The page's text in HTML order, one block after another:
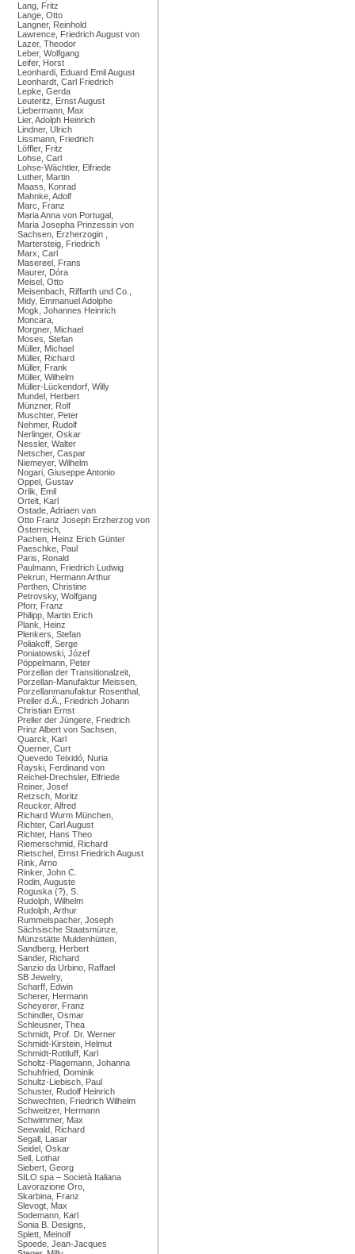
Lang, Fritz
Lange, Otto
Langner, Reinhold
Lawrence, Friedrich August von
Lazer, Theodor
Leber, Wolfgang
Leifer, Horst
Leonhardi, Eduard Emil August
Leonhardt, Carl Friedrich
Lepke, Gerda
Leuteritz, Ernst August
Liebermann, Max
Lier, Adolph Heinrich
Lindner, Ulrich
Lissmann, Friedrich
Löffler, Fritz
Lohse, Carl
Lohse-Wächtler, Elfriede
Luther, Martin
Maass, Konrad
Mahnke, Adolf
Marc, Franz
Maria Anna von Portugal,
Maria Josepha Prinzessin von
Sachsen, Erzherzogin ,
Martersteig, Friedrich
Marx, Carl
Masereel, Frans
Maurer, Dóra
Meisel, Otto
Meisenbach, Riffarth und Co.,
Midy, Emmanuel Adolphe
Mogk, Johannes Heinrich
Moncara,
Morgner, Michael
Moses, Stefan
Müller, Michael
Müller, Richard
Müller, Frank
Müller, Wilhelm
Müller-Lückendorf, Willy
Mundel, Herbert
Münzner, Rolf
Muschter, Peter
Nehmer, Rudolf
Nerlinger, Oskar
Nessler, Walter
Netscher, Caspar
Niemeyer, Wilhelm
Nogari, Giuseppe Antonio
Oppel, Gustav
Orlik, Emil
Ortelt, Karl
Ostade, Adriaen van
Otto Franz Joseph Erzherzog von
Österreich,
Pachen, Heinz Erich Günter
Paeschke, Paul
Paris, Ronald
Paulmann, Friedrich Ludwig
Pekrun, Hermann Arthur
Perthen, Christine
Petrovsky, Wolfgang
Pforr, Franz
Philipp, Martin Erich
Plank, Heinz
Plenkers, Stefan
Poliakoff, Serge
Poniatowski, Józef
Pöppelmann, Peter
Porzellan der Transitionalzeit,
Porzellan-Manufaktur Meissen,
Porzellanmanufaktur Rosenthal,
Preller d.Ä., Friedrich Johann
Christian Ernst
Preller der Jüngere, Friedrich
Prinz Albert von Sachsen,
Quarck, Karl
Querner, Curt
Quevedo Teixidó, Nuria
Rayski, Ferdinand von
Reichel-Drechsler, Elfriede
Reiner, Josef
Retzsch, Moritz
Reucker, Alfred
Richard Wurm München,
Richter, Carl August
Richter, Hans Theo
Riemerschmid, Richard
Rietschel, Ernst Friedrich August
Rink, Arno
Rinker, John C.
Rodin, Auguste
Roguska (?), S.
Rudolph, Wilhelm
Rudolph, Arthur
Rummelspacher, Joseph
Sächsische Staatsmünze,
Münzstätte Muldenhütten,
Sandberg, Herbert
Sander, Richard
Sanzio da Urbino, Raffael
SB Jewelry,
Scharff, Edwin
Scherer, Hermann
Scheyerer, Franz
Schindler, Osmar
Schleusner, Thea
Schmidt, Prof. Dr. Werner
Schmidt-Kirstein, Helmut
Schmidt-Rottluff, Karl
Scholtz-Plagemann, Johanna
Schuhfried, Dominik
Schultz-Liebisch, Paul
Schuster, Rudolf Heinrich
Schwechten, Friedrich Wilhelm
Schweitzer, Hermann
Schwimmer, Max
Seewald, Richard
Segall, Lasar
Seidel, Oskar
Sell, Lothar
Siebert, Georg
SILO spa – Società Italiana
Lavorazione Oro,
Skarbina, Franz
Slevogt, Max
Sodemann, Karl
Sonia B. Designs,
Splett, Meinolf
Spoede, Jean-Jacques